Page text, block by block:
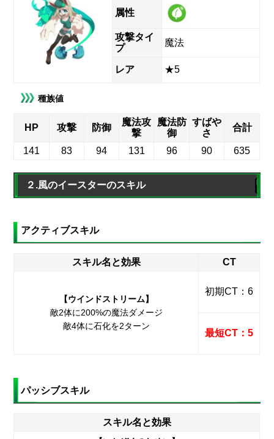
属性
攻撃タイ
プ
魔法
レア ★5
種族値
HP 攻撃 防御
魔法攻
撃
魔法防
御
すばや
さ
合計
141 83 94 131 96 90 635
２.風のイースターのスキル
アクティブスキル
スキル名と効果 CT
【ウインドストリーム】
敵2体に200%の魔法ダメージ
敵4体に石化を2ターン
初期CT：6
最短CT：5
パッシブスキル
スキル名と効果